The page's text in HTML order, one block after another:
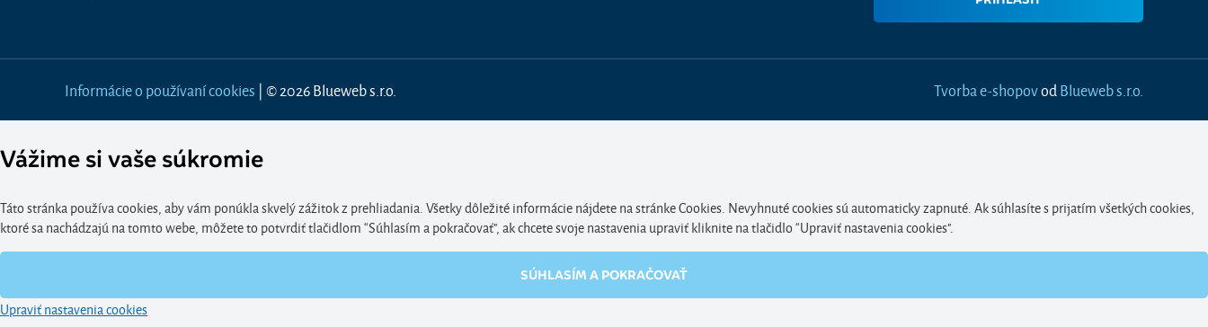
Informácie o používaní cookies | © 2026 Blueweb s.r.o. Tvorba e-shopovodBlueweb s.r.o.
Vážime si vaše súkromie
Táto stránka používa cookies, aby vám ponúkla skvelý zážitok z prehliadania. Všetky dôležité informácie nájdete na stránke Cookies. Nevyhnuté cookies sú automaticky zapnuté. Ak súhlasíte s prijatím všetkých cookies,
ktoré sa nachádzajú na tomto webe, môžete to potvrdiť tlačidlom “Súhlasím a pokračovať", ak chcete svoje nastavenia upraviť kliknite na tlačidlo “Upraviť nastavenia cookies".
SÚHLASÍM A POKRAČOVAŤ
Upraviť nastavenia cookies